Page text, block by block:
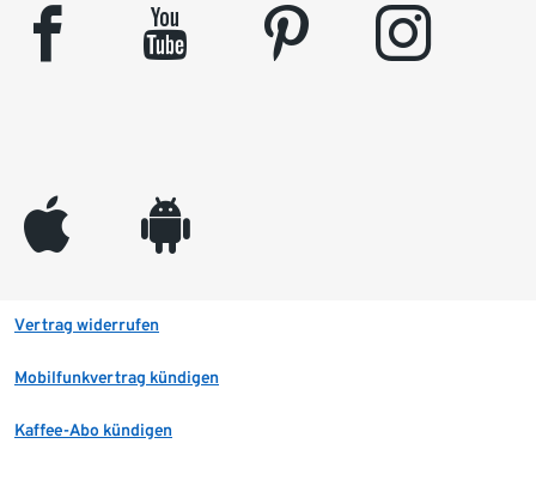
facebook youtube pinterest instagram
appleinc android
Vertrag widerrufen
Mobilfunkvertrag kündigen
Kaffee-Abo kündigen